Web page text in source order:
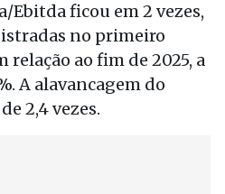
ficou em 2 vezes,
no primeiro
relação ao fim de 2025, a
A alavancagem do
2,4 vezes.